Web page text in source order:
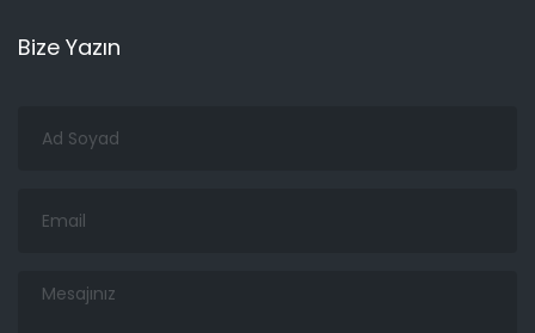
Bize Yazın
Soyad
Mesajınız